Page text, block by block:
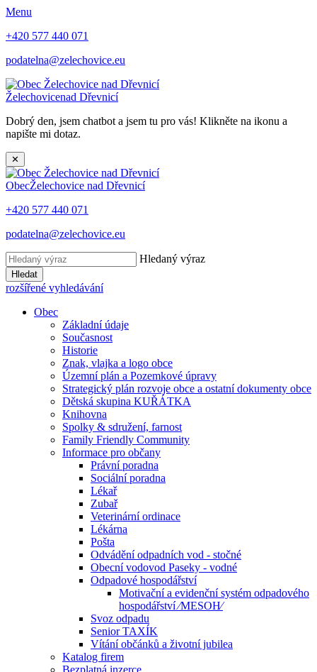
Menu
+420 577 440 071
podatelna@zelechovice.eu
Želechovicenad Dřevnicí
Dobrý den, jsem chatbot a jsem tu pro vás! Klikněte na ikonu a
napište mi dotaz.
✕
ObecŽelechovice nad Dřevnicí
+420 577 440 071
podatelna@zelechovice.eu
Hledaný výraz
Hledat
rozšířené vyhledávání
Obec
Základní údaje
Současnost
Historie
Znak, vlajka a logo obce
Územní plán a Pozemkové úpravy
Strategický plán rozvoje obce a ostatní dokumenty obce
Dětská skupina KUŘÁTKA
Knihovna
Spolky & sdružení, farnost
Family Friendly Community
Informace pro občany
Právní poradna
Sociální poradna
Lékař
Zubař
Veterinární ordinace
Lékárna
Pošta
Odvádění odpadních vod - stočné
Obecní vodovod Paseky - vodné
Odpadové hospodářství
Motivační a evidenční systém odpadového
hospodářství ⁄MESOH⁄
Svoz odpadu
Senior TAXÍK
Vítání občánků a životní jubilea
Katalog firem
Bezplatná inzerce